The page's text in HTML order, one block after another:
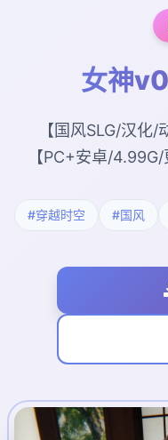
女神
【国风SLG/汉化
【PC+安卓/
#穿越时空 #国风